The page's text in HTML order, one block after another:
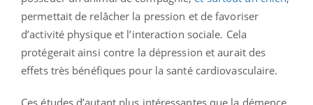
permettait de relâcher la pression et de favoriser
d’activité physique et l’interaction sociale. Cela
protégerait ainsi contre la dépression et aurait des
effets très bénéfiques pour la santé cardiovasculaire.
Ces études d’autant plus intéressantes que la démence